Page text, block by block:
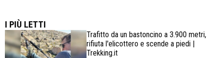
I PIÙ LETTI
Trafitto da un bastoncino a 3.900 metri,
rifiuta l'elicottero e scende a piedi |
Trekking.it